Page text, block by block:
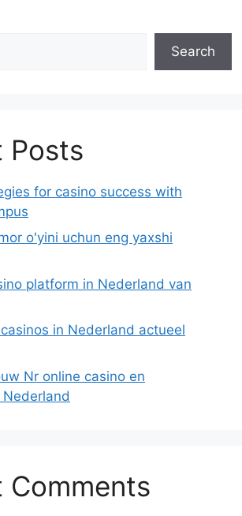
Search
Posts
for casino success with
o'yini uchun eng yaxshi
platform in Nederland van
in Nederland actueel
Nr online casino en
Comments